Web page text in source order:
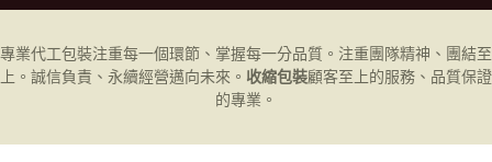
專業代工包裝注重每一個環節、掌握每一分品質。注重團隊精神、團結至
上。誠信負責、永續經營邁向未來。 收縮包裝顧客至上的服務、品質保證
的專業。